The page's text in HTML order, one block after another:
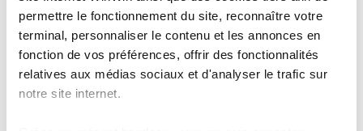
permettre le fonctionnement du site, reconnaître votre
terminal, personnaliser le contenu et les annonces en
fonction de vos préférences, offrir des fonctionnalités
relatives aux médias sociaux et d'analyser le trafic sur
notre site internet.
Consultation des détails des modules
Formation pratique dans le domaine de
l’inclusion 5- FOICA5